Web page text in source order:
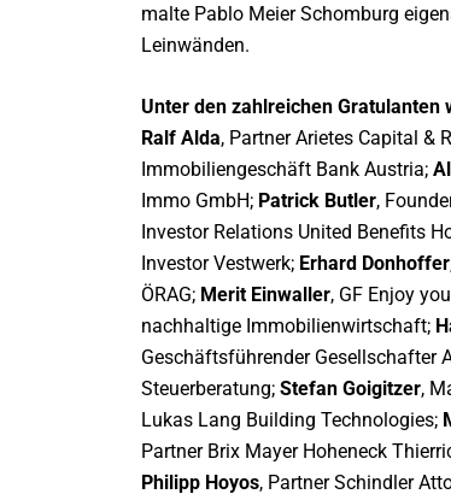
malte Pablo Meier Schomburg
Leinwänden.
Unter den zahlreichen
Ralf Alda, Partner Arietes Capital &
Immobiliengeschäft Bank Austria;
Immo GmbH; Patrick Butler,
Investor Relations United Benefits
Investor Vestwerk; Erhard Donhoffer
ÖRAG; Merit Einwaller, GF Enjoy
nachhaltige Immobilienwirtschaft;
Geschäftsführender Gesellschafter
Steuerberatung; Stefan Goigitzer,
Lukas Lang Building Technologies;
Partner Brix Mayer Hoheneck
Philipp Hoyos, Partner Schindler